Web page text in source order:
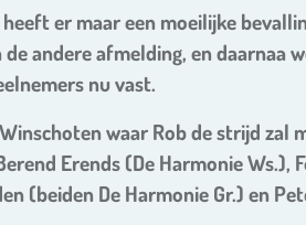
er maar een moeilijke
andere afmelding, en daarnaa
nu vast.
waar Rob de strijd zal
Erends (De Harmonie Ws.),
(beiden De Harmonie Gr.) en